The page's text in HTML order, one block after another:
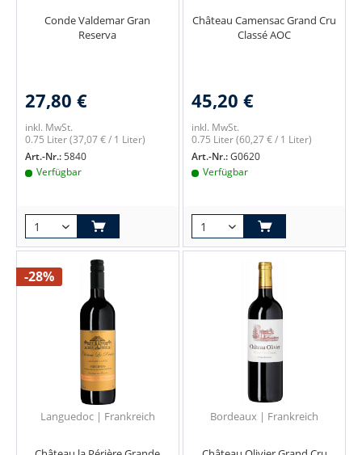
Conde Valdemar Gran
Reserva
27,80 €
inkl. MwSt.
0.75 Liter(37,07 € / 1 Liter)
Art.-Nr.:5840
Verfügbar
Château Camensac Grand Cru
Classé AOC
45,20 €
inkl. MwSt.
0.75 Liter(60,27 € / 1 Liter)
Art.-Nr.:G0620
Verfügbar
-28%
Languedoc | Frankreich Bordeaux | Frankreich